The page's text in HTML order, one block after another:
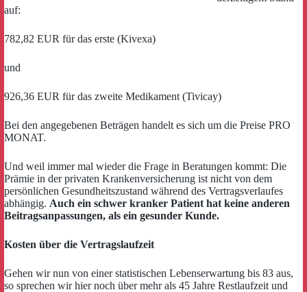
auf:
782,82 EUR für das erste (Kivexa)
und
926,36 EUR für das zweite Medikament (Tivicay)
Bei den angegebenen Beträgen handelt es sich um die Preise PRO
MONAT.
Und weil immer mal wieder die Frage in Beratungen kommt: Die
Prämie in der privaten Krankenversicherung ist nicht von dem
persönlichen Gesundheitszustand während des Vertragsverlaufes
abhängig. Auch ein schwer kranker Patient hat keine anderen
Beitragsanpassungen, als ein gesunder Kunde.
Kosten über die Vertragslaufzeit
Gehen wir nun von einer statistischen Lebenserwartung bis 83 aus,
so sprechen wir hier noch über mehr als 45 Jahre Restlaufzeit und